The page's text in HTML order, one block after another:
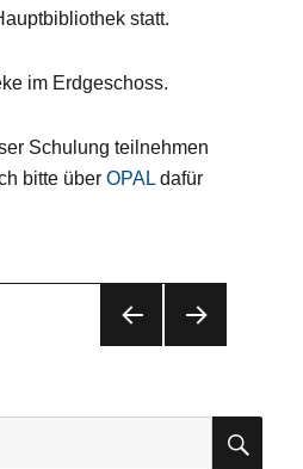
statt.
im Erdgeschoss.
Schulung teilnehmen
bitte überOPAL dafür
SEIT SEIT